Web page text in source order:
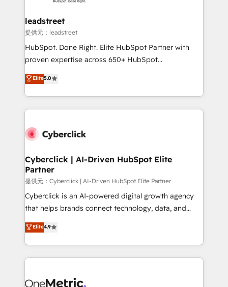
and technology for predictable, scalable revenue
growth. Our expertise spans RevOps, CRM and data
architecture, AI enablement, and strategic marketing,
delivered through our proprietary FLAIR framework
Partner and ISO 27001:2022 certified consultancy,
we blend strategy, creativity, and technology to help
leadstreet
提供元：leadstreet
HubSpot. Done Right. Elite HubSpot Partner with
proven expertise across 650+ HubSpot
implementations. With 12+ years of HubSpot
experience, we help you use the HubSpot platform
to its fullest capacity, improve your current HubSpot
website, or build your new one.
Elite5.0
Cyberclick | AI-Driven HubSpot Elite
Partner
提供元：Cyberclick | AI-Driven HubSpot Elite Partner
Cyberclick is an AI-powered digital growth agency
that helps brands connect technology, data, and
creativity to achieve measurable results. Founded in
Barcelona and operating across Spain, LATAM, and
the UK, we support global companies in building
smarter marketing, sales, and customer success
Iberia (Spain & Portugal), we combine human insight
Elite4.9